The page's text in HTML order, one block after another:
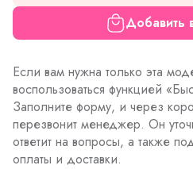
Добавить
Если вам нужна только эта
воспользоваться функцией
Заполните форму, и через
перезвонит менеджер. Он
ответит на вопросы, а также
оплаты и доставки.